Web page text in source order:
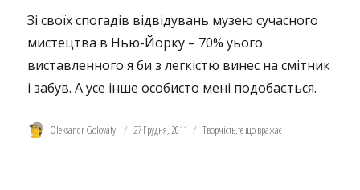
Зі своїх спогадів відвідувань музею сучасного
мистецтва в Нью-Йорку – 70% уього
виставленного я би з легкістю винес на смітник
і забув. А усе інше особисто мені подобається.
Автор
Oleksandr Golovatyi Оприлюднено
27 Грудня, 2011 Категорії
Творчість,те що вражає